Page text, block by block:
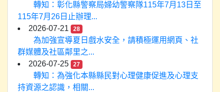
轉知：彰化縣警察局婦幼警察隊115年7月13日至
115年7月26日止辦理...
2026-07-21
28
為加強宣導夏日戲水安全，請積極運用網頁、社
群媒體及社區鄰里之...
2026-07-25
27
轉知：為強化本縣縣民對心理健康促進及心理支
持資源之認識，相關...